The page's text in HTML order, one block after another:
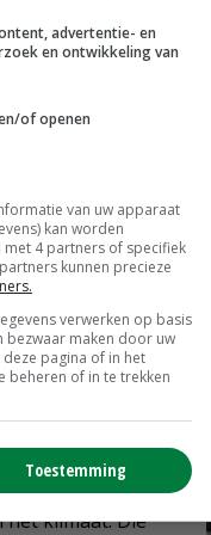
van het
Wij als
zijn. Dat zal
uitdaging
snijdt aan
wordt de bodem
daadwerkelijk
opslaan. Jaar
'Elke boer en
te verbeteren.
klimaat. Die
advertentie- en
en ontwikkeling van
of openen
van uw apparaat
kan worden
4 partners of specifiek
kunnen precieze
verwerken op basis
bezwaar maken door uw
pagina of in het
beheren of in te trekken
Toestemming